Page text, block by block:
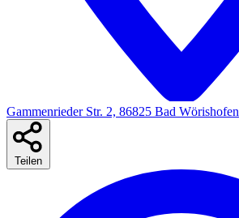
Gammenrieder Str. 2, 86825 Bad Wörishofen
Teilen